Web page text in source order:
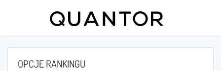
OPCJE RANKINGU